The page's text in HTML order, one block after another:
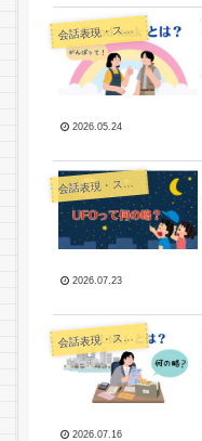
会話表現・スラング・ことわざ
2026.05.24
会話表現・スラング・ことわざ
2026.07.23
会話表現・スラング・ことわざ
2026.07.16